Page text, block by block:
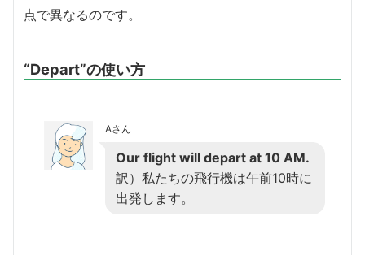
点で異なるのです。
“Depart”の使い方
Aさん
Our flight will depart at 10 AM.
訳）私たちの飛行機は午前10時に
出発します。